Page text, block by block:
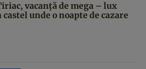
vacanță de mega – lux
unde o noapte de cazare